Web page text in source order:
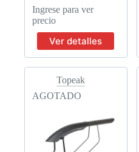
Ingrese para ver
precio
Ver detalles
Topeak
AGOTADO